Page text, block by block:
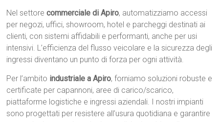
Nel settorecommerciale di Apiro, automatizziamo accessi
per negozi, uffici, showroom, hotel e parcheggi destinati ai
clienti, con sistemi affidabili e performanti, anche per usi
intensivi. L’efficienza del flusso veicolare e la sicurezza degli
ingressi diventano un punto di forza per ogni attività.
Per l’ambito industriale a Apiro, forniamo soluzioni robuste e
certificate per capannoni, aree di carico/scarico,
piattaforme logistiche e ingressi aziendali. I nostri impianti
sono progettati per resistere all’usura quotidiana e garantire